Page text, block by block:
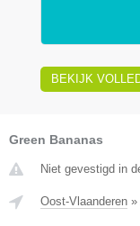
BEKIJK
Green Bananas
Niet gevestigd in
Oost-Vlaanderen »